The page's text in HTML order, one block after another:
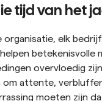
tijd van het
organisatie, elk
overvloedig
om attente,
moeten zijn